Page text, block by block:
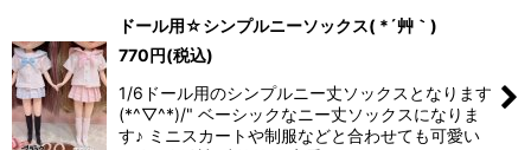
在庫あり
並び順:
ドール用☆シンプルニーソックス( *´艸｀)
770円(税込)
1/6ドール用のシンプルニー丈ソックスとなります
(*^▽^*)/" ベーシックなニー丈ソックスになりま
す♪ ミニスカートや制服などと合わせても可愛い